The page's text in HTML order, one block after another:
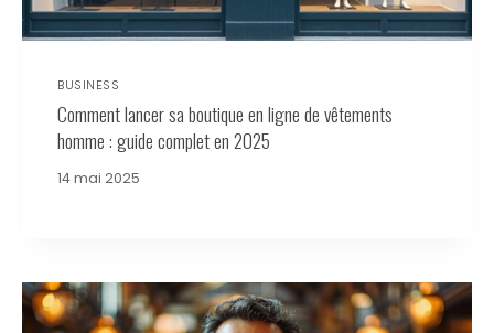
BUSINESS
Comment lancer sa boutique en ligne de vêtements
homme : guide complet en 2025
14 mai 2025